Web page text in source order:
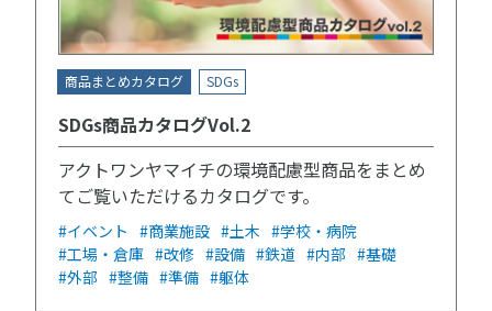
商品まとめカタログ SDGs
SDGs商品カタログVol.2
アクトワンヤマイチの環境配慮型商品をまとめ
てご覧いただけるカタログです。
#イベント #商業施設 #土木 #学校・病院
#工場・倉庫 #改修 #設備 #鉄道 #内部 #基礎
#外部 #整備 #準備 #躯体